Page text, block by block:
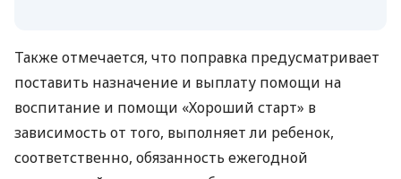
Также отмечается, что поправка предусматривает
поставить назначение и выплату помощи на
воспитание и помощи «Хороший старт» в
зависимость от того, выполняет ли ребенок,
соответственно, обязанность ежегодной